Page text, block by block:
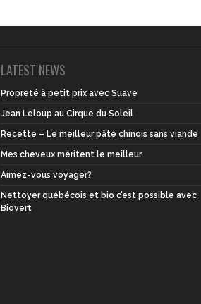
LATEST NEWS
Propreté à petit prix avec Suave
Jean Leloup au Cirque du Soleil
Recette – Le meilleur pâté chinois sans viande
Mes cheveux méritent le meilleur
Aimez-vous voyager?
Nettoyer québécois et bio c’est possible avec
Biovert